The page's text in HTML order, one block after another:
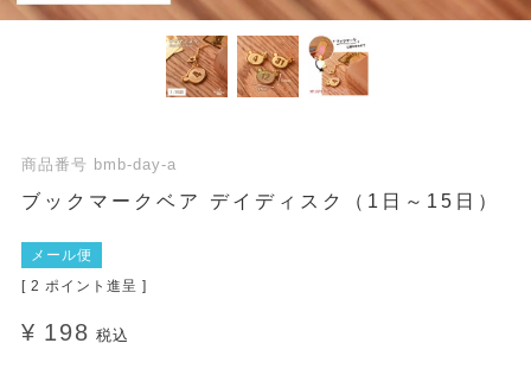
商品番号 bmb-day-a
ブックマークベア デイディスク（1日～15日）
メール便
[ 2 ポイント進呈 ]
¥ 198 税込